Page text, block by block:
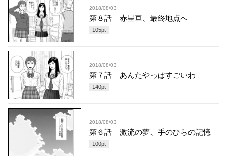
2018/08/03
第８話 赤星亘、最終地点へ
105pt
2018/08/03
第７話 あんたやっぱすごいわ
140pt
2018/08/03
第６話 激流の夢、手のひらの記憶
100pt